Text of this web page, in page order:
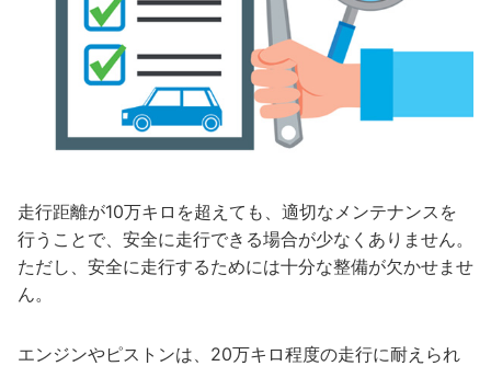
走行距離が10万キロを超えても、適切なメンテナンスを
行うことで、安全に走行できる場合が少なくありません。
ただし、安全に走行するためには十分な整備が欠かせませ
ん。
エンジンやピストンは、20万キロ程度の走行に耐えられ